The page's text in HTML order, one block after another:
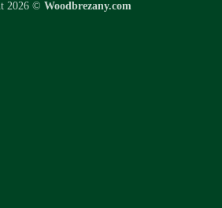
2026 © Woodbrezany.com